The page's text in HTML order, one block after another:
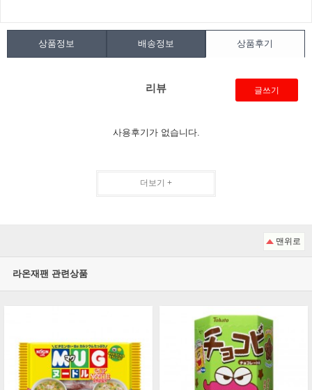
상품정보 배송정보 상품후기
리뷰 글쓰기
사용후기가 없습니다.
더보기 +
맨위로
라온재팬 관련상품